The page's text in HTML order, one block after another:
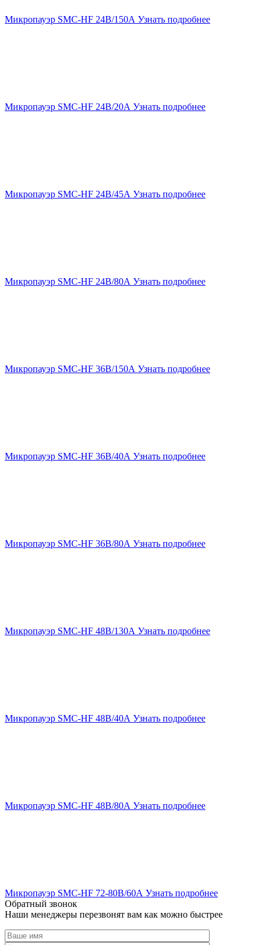
Микропауэр SMC-HF 24В/150А Узнать подробнее
Микропауэр SMC-HF 24В/20А Узнать подробнее
Микропауэр SMC-HF 24В/45А Узнать подробнее
Микропауэр SMC-HF 24В/80А Узнать подробнее
Микропауэр SMC-HF 36В/150А Узнать подробнее
Микропауэр SMC-HF 36В/40А Узнать подробнее
Микропауэр SMC-HF 36В/80А Узнать подробнее
Микропауэр SMC-HF 48В/130А Узнать подробнее
Микропауэр SMC-HF 48В/40А Узнать подробнее
Микропауэр SMC-HF 48В/80А Узнать подробнее
Микропауэр SMC-HF 72-80В/60А Узнать подробнее
Обратный звонок
Наши менеджеры перезвонят вам как можно быстрее